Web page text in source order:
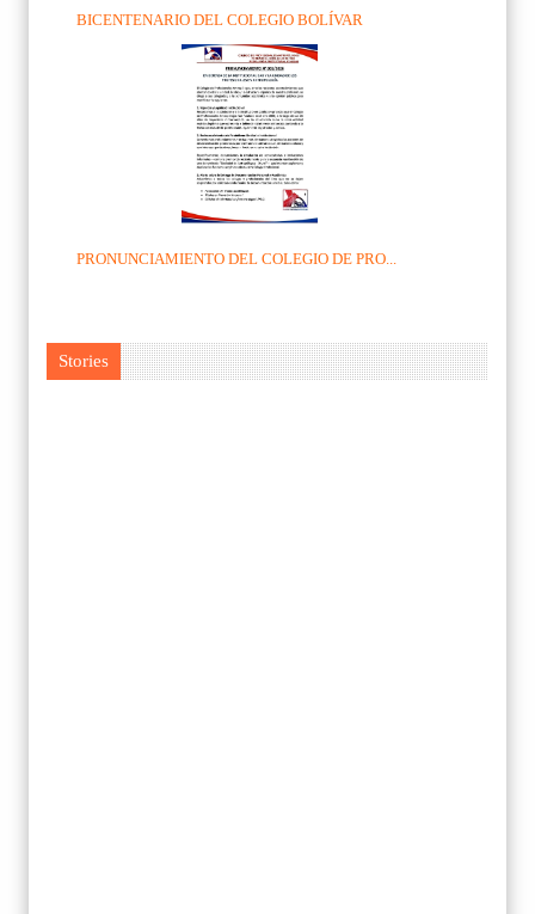
BICENTENARIO DEL COLEGIO BOLÍVAR
PRONUNCIAMIENTO DEL COLEGIO DE PRO...
Stories